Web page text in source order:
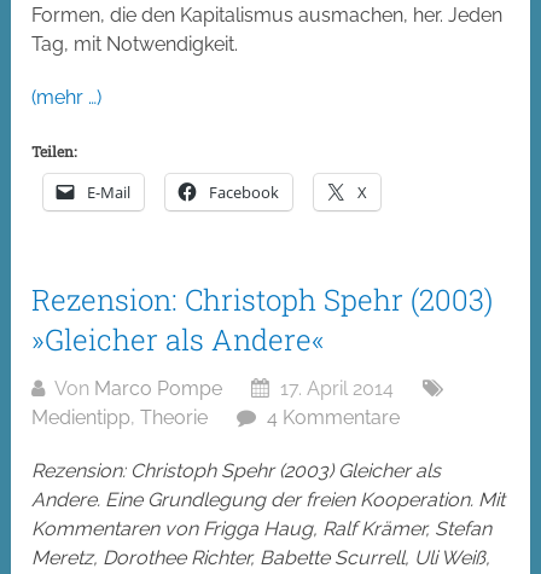
Formen, die den Kapitalismus ausmachen, her. Jeden
Tag, mit Notwendigkeit.
(mehr …)
Teilen:
E-Mail Facebook X
Rezension: Christoph Spehr (2003)
»Gleicher als Andere«
Von Marco Pompe
17. April 2014
Medientipp,Theorie 4 Kommentare
Rezension: Christoph Spehr (2003) Gleicher als
Andere. Eine Grundlegung der freien Kooperation. Mit
Kommentaren von Frigga Haug, Ralf Krämer, Stefan
Meretz, Dorothee Richter, Babette Scurrell, Uli Weiß,